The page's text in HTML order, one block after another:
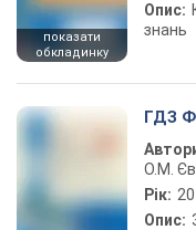
показати
обкладинку
Опис:
знань
ГДЗ
О.М.
Рік:
Опис: